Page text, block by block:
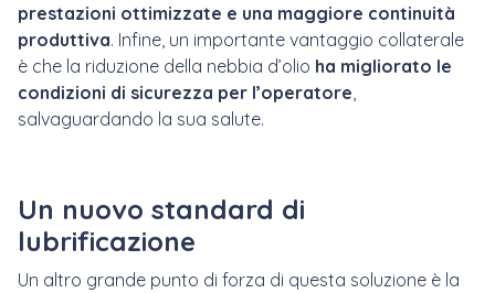
prestazioni ottimizzate e una maggiore continuità
produttiva. Infine, un importante vantaggio collaterale
è che la riduzione della nebbia d’olio ha migliorato le
condizioni di sicurezza per l’operatore,
salvaguardando la sua salute.
Un nuovo standard di
lubrificazione
Un altro grande punto di forza di questa soluzione è la